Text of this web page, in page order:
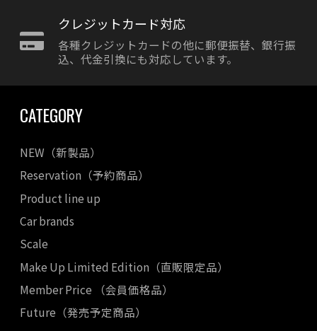
クレジットカード対応
各種クレジットカードの他に郵便振替、銀行振
込、代金引換にも対応しています。
CATEGORY
NEW（新製品）
Reservation（予約商品）
Product line up
Car brands
Scale
Make Up Limited Edition（直販限定品）
Member Price （会員価格品）
Future（発売予定商品）